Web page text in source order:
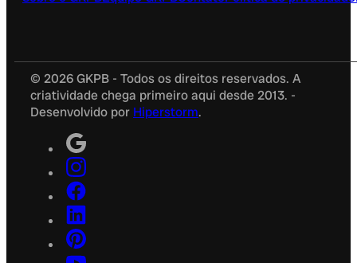
© 2026 GKPB - Todos os direitos reservados. A
criatividade chega primeiro aqui desde 2013. -
Desenvolvido por Hiperstorm.